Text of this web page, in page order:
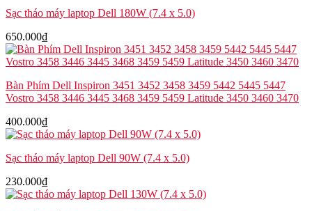
3540
3551
số
lượng
Sạc tháo máy laptop Dell 180W (7.4 x 5.0)
650.000₫
Bàn Phím Dell Inspiron 3451 3452 3458 3459 5442 5445 5447
Vostro 3458 3446 3445 3468 3459 5459 Latitude 3450 3460 3470
400.000₫
Sạc tháo máy laptop Dell 90W (7.4 x 5.0)
230.000₫